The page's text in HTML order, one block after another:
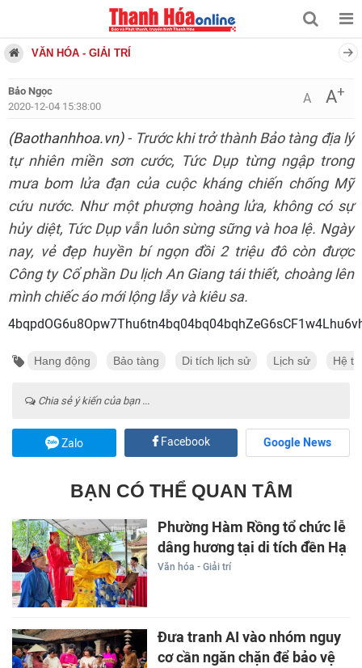
VĂN HÓA - GIẢI TRÍ
Bảo Ngọc
2020-12-04 15:38:00
A A+
(Baothanhhoa.vn)- Trước khi trở thành Bảo tàng địa lý
tự nhiên miền sơn cước, Tức Dụp từng ngập trong
mưa bom lửa đạn của cuộc kháng chiến chống Mỹ
cứu nước. Như một phượng hoàng lửa, không có sự
hủy diệt, Tức Dụp vẫn luôn sừng sững và hoa lệ. Ngày
nay, vẻ đẹp huyền bí ngọn đồi 2 triệu đô còn được
Công ty Cổ phần Du lịch An Giang tái thiết, choàng lên
mình chiếc áo mới lộng lẫy và kiêu sa.
Hang động Bảo tàng Di tích lịch sử Lịch sử Hệ
Chia sẻ ý kiến của bạn ...
Zalo Facebook Google News
BẠN CÓ THỂ QUAN TÂM
Phường Hàm Rồng tổ chức lễ
dâng hương tại di tích đền Hạ
Văn hóa - Giải trí
Đưa tranh AI vào nhóm nguy
cơ cần ngăn chặn để bảo vệ